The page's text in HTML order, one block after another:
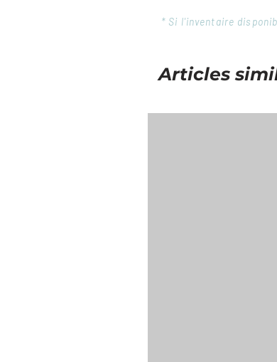
* Si l'inventaire
Articles